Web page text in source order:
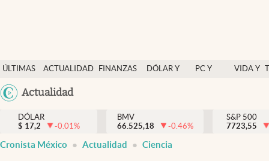
ÚLTIMAS
NOTICIAS
ACTUALIDAD
FINANZAS
DÓLAR Y
PC Y
VIDA Y
México
Actualidad
Actualidad
Finanzas y economía
Dólar y mercados
DÓLAR
$ 17,2 -0.01%
BMV
66.525,18
-0.46%
S&P 500
7723,55
Cronista México Actualidad Ciencia